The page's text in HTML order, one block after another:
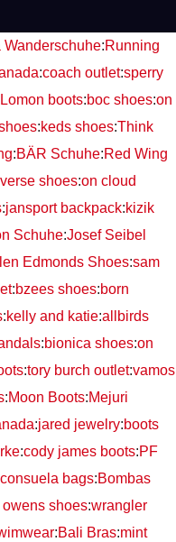
Wanderschuhe:Running
:coach outlet:sperry
boots:boc shoes:on
:keds shoes:Think
:BÄR Schuhe:Red Wing
shoes:on cloud
:jansport backpack:kizik
Schuhe:Josef Seibel
Edmonds Shoes:sam
:bzees shoes:born
:kelly and katie:allbirds
:bionica shoes:on
:tory burch outlet:vamos
:Moon Boots:Mejuri
:jared jewelry:boots
:cody james boots:PF
consuela bags:Bombas
owens shoes:wrangler
:Bali Bras:mint